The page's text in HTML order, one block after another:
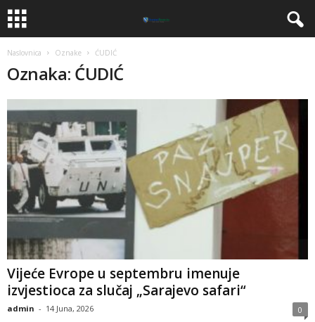
Naslovnica Oznake ĆUDIĆ
Oznaka: ĆUDIĆ
​Vijeće Evrope u septembru imenuje
izvjestioca za slučaj „Sarajevo safari“
admin - 14 Juna, 2026 0